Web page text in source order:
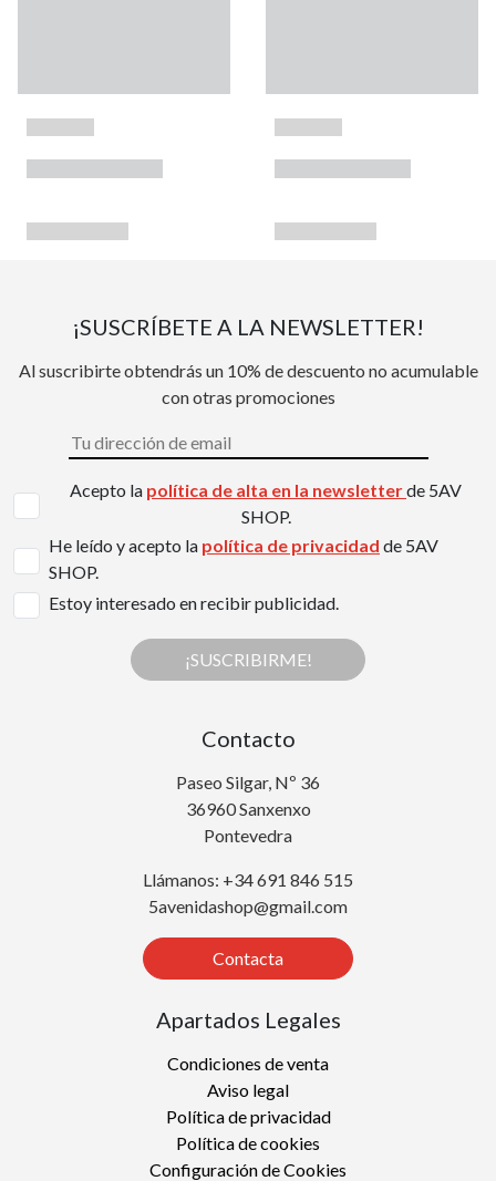
¡SUSCRÍBETE A LA NEWSLETTER!
Al suscribirte obtendrás un 10% de descuento no acumulable
con otras promociones
Acepto la política de alta en la newsletterde 5AV
SHOP.
He leído y acepto la política de privacidad de 5AV
SHOP.
Estoy interesado en recibir publicidad.
¡SUSCRIBIRME!
Contacto
Paseo Silgar, Nº 36
36960 Sanxenxo
Pontevedra
Llámanos: +34 691 846 515
5avenidashop@gmail.com
Contacta
Apartados Legales
Condiciones de venta
Aviso legal
Política de privacidad
Política de cookies
Configuración de Cookies